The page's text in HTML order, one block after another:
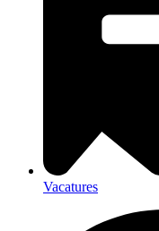
Vacatures